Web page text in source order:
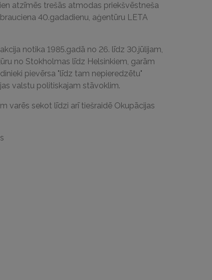
atzīmēs trešās atmodas priekšvēstneša
40.gadadienu, aģentūru LETA
notika 1985.gadā no 26. līdz 30.jūlijam,
no Stokholmas līdz Helsinkiem, garām
pievērsa "līdz tam nepieredzētu"
valstu politiskajam stāvoklim.
varēs sekot līdzi arī tiešraidē Okupācijas